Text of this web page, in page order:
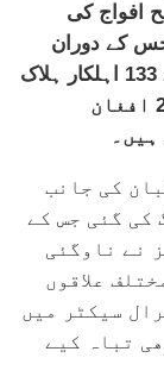
افواج کی
کے دوران
سکیورٹی ذرائع کے مطابق افغان طالبان کے 133 اہلکار ہلاک
اور 200 سے زائد زخمی ہوئے ہیں، جبکہ 27 افغان
کی جانب
کی گئی جس کے
نے ناوگئی
علاقوں
سیکٹر میں
تباہ کیے